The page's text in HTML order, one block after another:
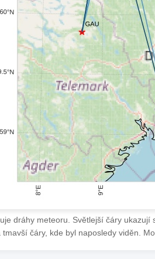
dráhy meteoru. Světlejší čáry
čáry, kde byl naposledy viděn.